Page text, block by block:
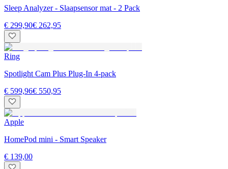
Sleep Analyzer - Slaapsensor mat - 2 Pack
€ 299,90€ 262,95
Ring
Spotlight Cam Plus Plug-In 4-pack
€ 599,96€ 550,95
Apple
HomePod mini - Smart Speaker
€ 139,00